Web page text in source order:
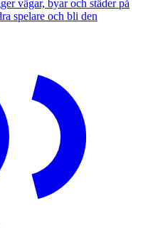
vägar, byar och städer på
spelare och bli den